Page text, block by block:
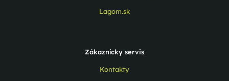
Lagom.sk
Zákaznícky servis
Kontakty